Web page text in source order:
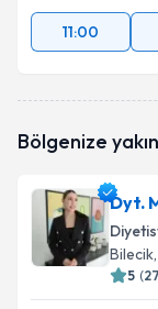
11:00
Bölgenize
Dyt.
Bilecik
5 (